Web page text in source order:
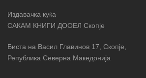
Издавачка куќа
САКАМ КНИГИ ДООЕЛ Скопје
Биста на Васил Главинов 17, Скопје,
Република Северна Македонија